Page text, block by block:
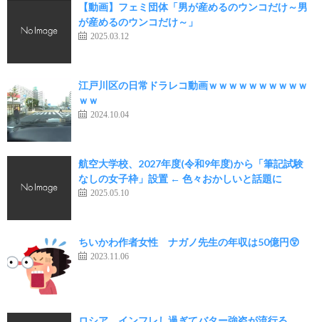
【動画】フェミ団体「男が産めるのウンコだけ～男
が産めるのウンコだけ～」
2025.03.12
江戸川区の日常ドラレコ動画ｗｗｗｗｗｗｗｗｗｗ
ｗｗ
2024.10.04
航空大学校、2027年度(令和9年度)から「筆記試験
なしの女子枠」設置 ← 色々おかしいと話題に
2025.05.10
ちいかわ作者女性 ナガノ先生の年収は50億円😲
2023.11.06